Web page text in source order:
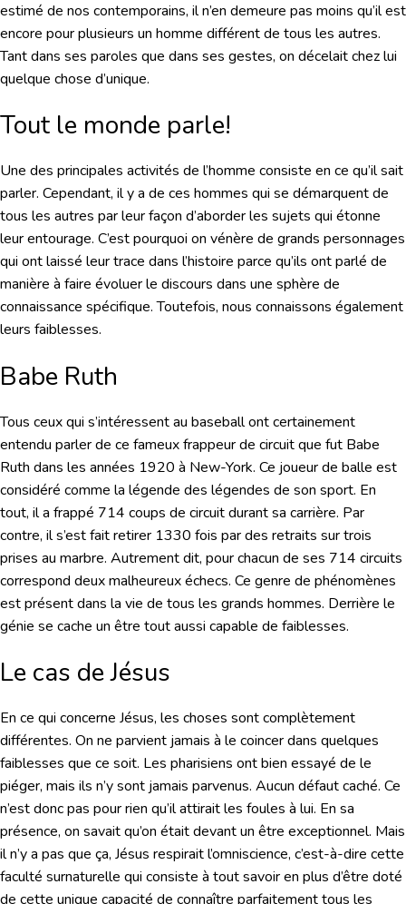
estimé de nos contemporains, il n’en demeure pas moins qu’il est
encore pour plusieurs un homme différent de tous les autres.
Tant dans ses paroles que dans ses gestes, on décelait chez lui
quelque chose d’unique.
Tout le monde parle!
Une des principales activités de l’homme consiste en ce qu’il sait
parler. Cependant, il y a de ces hommes qui se démarquent de
tous les autres par leur façon d’aborder les sujets qui étonne
leur entourage. C’est pourquoi on vénère de grands personnages
qui ont laissé leur trace dans l’histoire parce qu’ils ont parlé de
manière à faire évoluer le discours dans une sphère de
connaissance spécifique. Toutefois, nous connaissons également
leurs faiblesses.
Babe Ruth
Tous ceux qui s’intéressent au baseball ont certainement
entendu parler de ce fameux frappeur de circuit que fut Babe
Ruth dans les années 1920 à New-York. Ce joueur de balle est
considéré comme la légende des légendes de son sport. En
tout, il a frappé 714 coups de circuit durant sa carrière. Par
contre, il s’est fait retirer 1330 fois par des retraits sur trois
prises au marbre. Autrement dit, pour chacun de ses 714 circuits
correspond deux malheureux échecs. Ce genre de phénomènes
est présent dans la vie de tous les grands hommes. Derrière le
génie se cache un être tout aussi capable de faiblesses.
Le cas de Jésus
En ce qui concerne Jésus, les choses sont complètement
différentes. On ne parvient jamais à le coincer dans quelques
faiblesses que ce soit. Les pharisiens ont bien essayé de le
piéger, mais ils n’y sont jamais parvenus. Aucun défaut caché. Ce
n’est donc pas pour rien qu’il attirait les foules à lui. En sa
présence, on savait qu’on était devant un être exceptionnel. Mais
il n’y a pas que ça, Jésus respirait l’omniscience, c’est-à-dire cette
faculté surnaturelle qui consiste à tout savoir en plus d’être doté
de cette unique capacité de connaître parfaitement tous les